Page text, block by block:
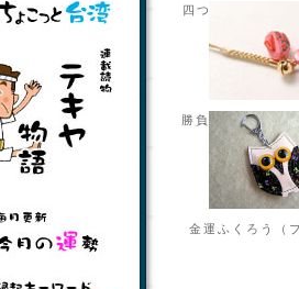
四つ葉のクロー
勝負下駄ぽっく
金運ふくろう（